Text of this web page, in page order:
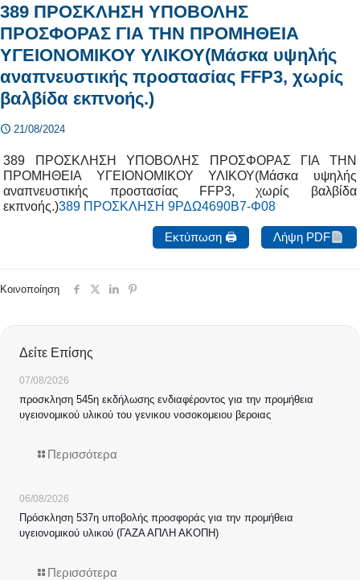
389 ΠΡΟΣΚΛΗΣΗ ΥΠΟΒΟΛΗΣ
ΠΡΟΣΦΟΡΑΣ ΓΙΑ ΤΗΝ ΠΡΟΜΗΘΕΙΑ
ΥΓΕΙΟΝΟΜΙΚΟΥ ΥΛΙΚΟΥ(Μάσκα υψηλής
αναπνευστικής προστασίας FFP3, χωρίς
βαλβίδα εκπνοής.)
21/08/2024
389 ΠΡΟΣΚΛΗΣΗ ΥΠΟΒΟΛΗΣ ΠΡΟΣΦΟΡΑΣ ΓΙΑ ΤΗΝ
ΠΡΟΜΗΘΕΙΑ ΥΓΕΙΟΝΟΜΙΚΟΥ ΥΛΙΚΟΥ(Μάσκα υψηλής
αναπνευστικής προστασίας FFP3, χωρίς βαλβίδα
εκπνοής.)389 ΠΡΟΣΚΛΗΣΗ 9ΡΔΩ4690Β7-Φ08
Εκτύπωση 🖨 Λήψη PDF
Κοινοποίηση
Δείτε Επίσης
07/08/2026
προσκληση 545η εκδήλωσης ενδιαφέροντος για την προμήθεια
υγειονομικού υλικού του γενικου νοσοκομειου βεροιας
Περισσότερα
06/08/2026
Πρόσκληση 537η υποβολής προσφοράς για την προμήθεια
υγειονομικού υλικού (ΓΑΖΑ ΑΠΛΗ ΑΚΟΠΗ)
Περισσότερα